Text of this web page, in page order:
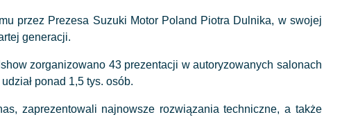
przez Prezesa Suzuki Motor Poland Piotra Dulnika, w swojej
generacji.
zorganizowano 43 prezentacji w autoryzowanych salonach
ponad 1,5 tys. osób.
zaprezentowali najnowsze rozwiązania techniczne, a także